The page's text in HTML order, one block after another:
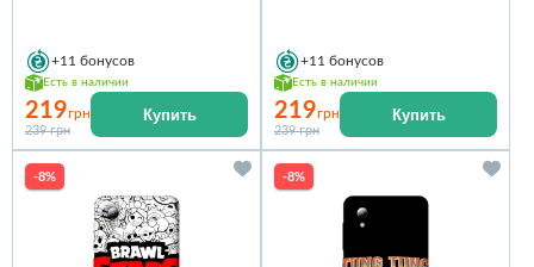
+11 бонусов
Есть в наличии
219грн
239 грн
Купить
+11 бонусов
Есть в наличии
219грн
239 грн
Купить
-8% -8%